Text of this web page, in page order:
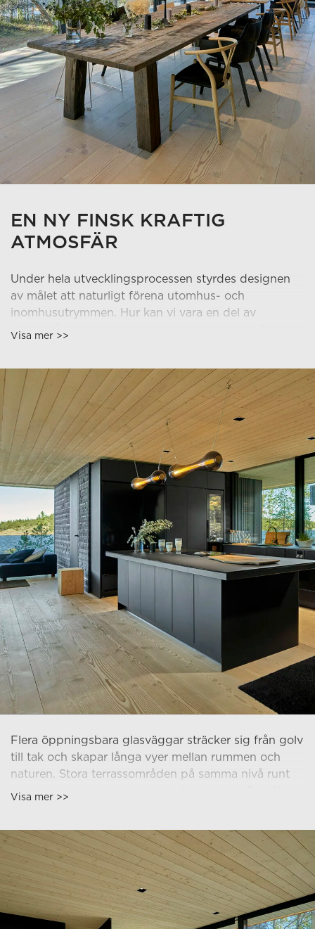
EN NY FINSK KRAFTIG
ATMOSFÄR
Under hela utvecklingsprocessen styrdes designen
av målet att naturligt förena utomhus- och
inomhusutrymmen. Hur kan vi vara en del av
solnedgången, snöstormen eller höststormen?
byggnad som kan anpassas till olika behov och
platser, med en ny slags stark finsk atmosfär.
Upplevelsen skapas genom kombinationen av
anpassningsbar belysning, transparenta vyer och
kraftfulla materialytor.
Visa mer >>
Flera öppningsbara glasväggar sträcker sig från golv
till tak och skapar långa vyer mellan rummen och
naturen. Stora terrassområden på samma nivå runt
hela huset skapar en känsla av kontinuitet. Den första
grader. Utgångspunkten var en glaskub.
Skandinavisk tydlighet präglar också byggnadens
planlösning. Hela villans hjärta slår i köket som är
placerat vid entrén och ger utsikt över hela det
öppna utrymmet och omgivande landskapet. Jag
Visa mer >>